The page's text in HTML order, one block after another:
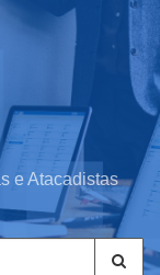
e Atacadistas